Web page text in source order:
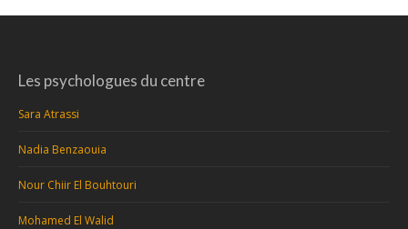
Les psychologues du centre
Sara Atrassi
Nadia Benzaouia
Nour Chiir El Bouhtouri
Mohamed El Walid